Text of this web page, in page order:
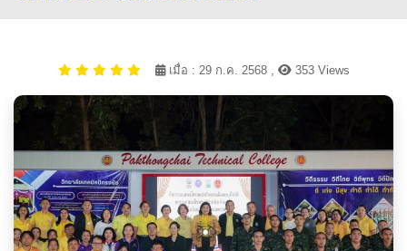
เมื่อ : 29 ก.ค. 2568 , 353 Views